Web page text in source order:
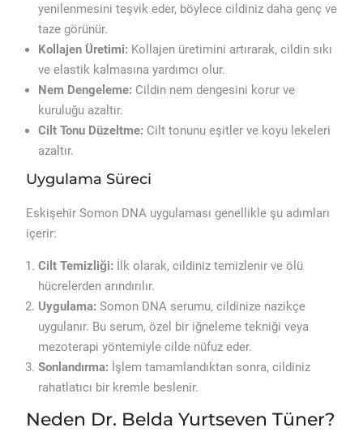
yenilenmesini teşvik eder, böylece cildiniz daha genç ve
taze görünür.
Kollajen Üretimi: Kollajen üretimini artırarak, cildin sıkı
ve elastik kalmasına yardımcı olur.
Nem Dengeleme: Cildin nem dengesini korur ve
kuruluğu azaltır.
Cilt Tonu Düzeltme: Cilt tonunu eşitler ve koyu lekeleri
azaltır.
Uygulama Süreci
Eskişehir Somon DNA uygulaması genellikle şu adımları
içerir:
Cilt Temizliği: İlk olarak, cildiniz temizlenir ve ölü
hücrelerden arındırılır.
Uygulama: Somon DNA serumu, cildinize nazikçe
uygulanır. Bu serum, özel bir iğneleme tekniği veya
mezoterapi yöntemiyle cilde nüfuz eder.
Sonlandırma: İşlem tamamlandıktan sonra, cildiniz
rahatlatıcı bir kremle beslenir.
Neden Dr. Belda Yurtseven Tüner?